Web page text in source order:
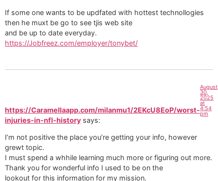
If some one wants to be updfated with hottest technollogies
then he muxt be go to see tjis web site
and be up to date everyday.
https://Jobfreez.com/employer/tonybet/
https://Caramellaapp.com/milanmu1/2EKcU8EoP/worst-
injuries-in-nfl-history says:
August
30,
2025
at
4:54
pm
I’m not positive the place you’re getting your info, however
grewt topic.
I must spend a whhile learning much more or figuring out more.
Thank you for wonderful info I used to be on the
lookout for this information for my mission.